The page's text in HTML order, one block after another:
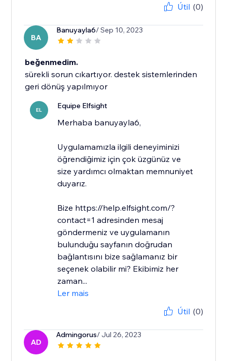
Útil (0)
BA
Banuyayla6/ Sep 10, 2023
beğenmedim.
sürekli sorun cıkartıyor. destek sistemlerinden
geri dönüş yapılmıyor
EL Equipe Elfsight
​Merhaba banuyayla6,
Uygulamamızla ilgili deneyiminizi
öğrendiğimiz için çok üzgünüz ve
size yardımcı olmaktan memnuniyet
duyarız.
Bize https://help.elfsight.com/?
contact=1 adresinden mesaj
göndermeniz ve uygulamanın
bulunduğu sayfanın doğrudan
bağlantısını bize sağlamanız bir
seçenek olabilir mi? Ekibimiz her
zaman...
Ler mais
Útil (0)
AD
Admingorus/ Jul 26, 2023